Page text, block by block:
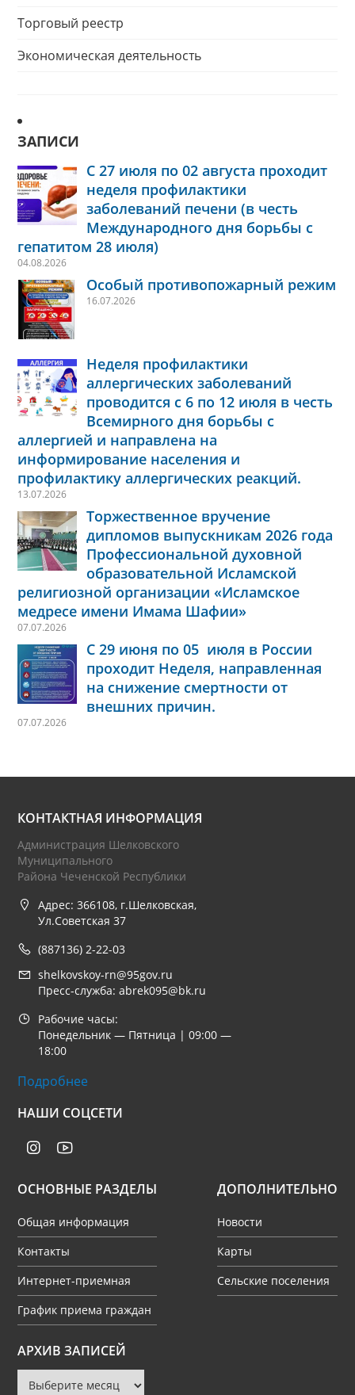
Торговый реестр
Экономическая деятельность
ЗАПИСИ
С 27 июля по 02 августа проходит
неделя профилактики
заболеваний печени (в честь
Международного дня борьбы с
гепатитом 28 июля)
04.08.2026
Особый противопожарный режим
16.07.2026
Неделя профилактики
аллергических заболеваний
проводится с 6 по 12 июля в честь
Всемирного дня борьбы с
аллергией и направлена на
информирование населения и
профилактику аллергических реакций.
13.07.2026
Торжественное вручение
дипломов выпускникам 2026 года
Профессиональной духовной
образовательной Исламской
религиозной организации «Исламское
медресе имени Имама Шафии»
07.07.2026
С 29 июня по 05 июля в России
проходит Неделя, направленная
на снижение смертности от
внешних причин.
07.07.2026
КОНТАКТНАЯ ИНФОРМАЦИЯ
Администрация Шелковского
Муниципального
Района Чеченской Республики
Адрес: 366108, г.Шелковская,
Ул.Советская 37
(887136) 2-22-03
shelkovskoy-rn@95gov.ru
Пресс-служба: abrek095@bk.ru
Рабочие часы:
Понедельник — Пятница | 09:00 —
18:00
Подробнее
НАШИ СОЦСЕТИ
ОСНОВНЫЕ РАЗДЕЛЫ
Общая информация
Контакты
Интернет-приемная
График приема граждан
ДОПОЛНИТЕЛЬНО
Новости
Карты
Сельские поселения
АРХИВ ЗАПИСЕЙ
Архив
записей